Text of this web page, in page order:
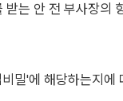
는 안 전 부사장의
밀'에 해당하는지에